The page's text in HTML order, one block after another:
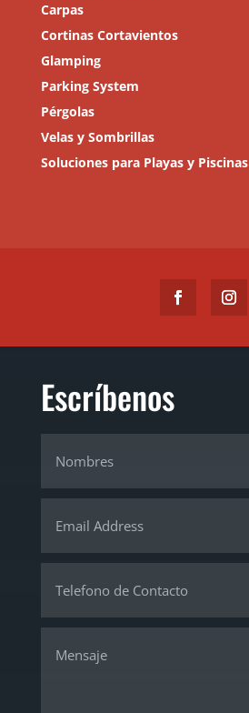
Carpas
Cortinas Cortavientos
Glamping
Parking System
Pérgolas
Velas y Sombrillas
Soluciones para Playas y Piscinas
Escríbenos